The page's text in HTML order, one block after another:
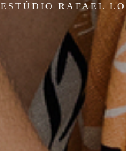
ESTÚDIO RAFAEL